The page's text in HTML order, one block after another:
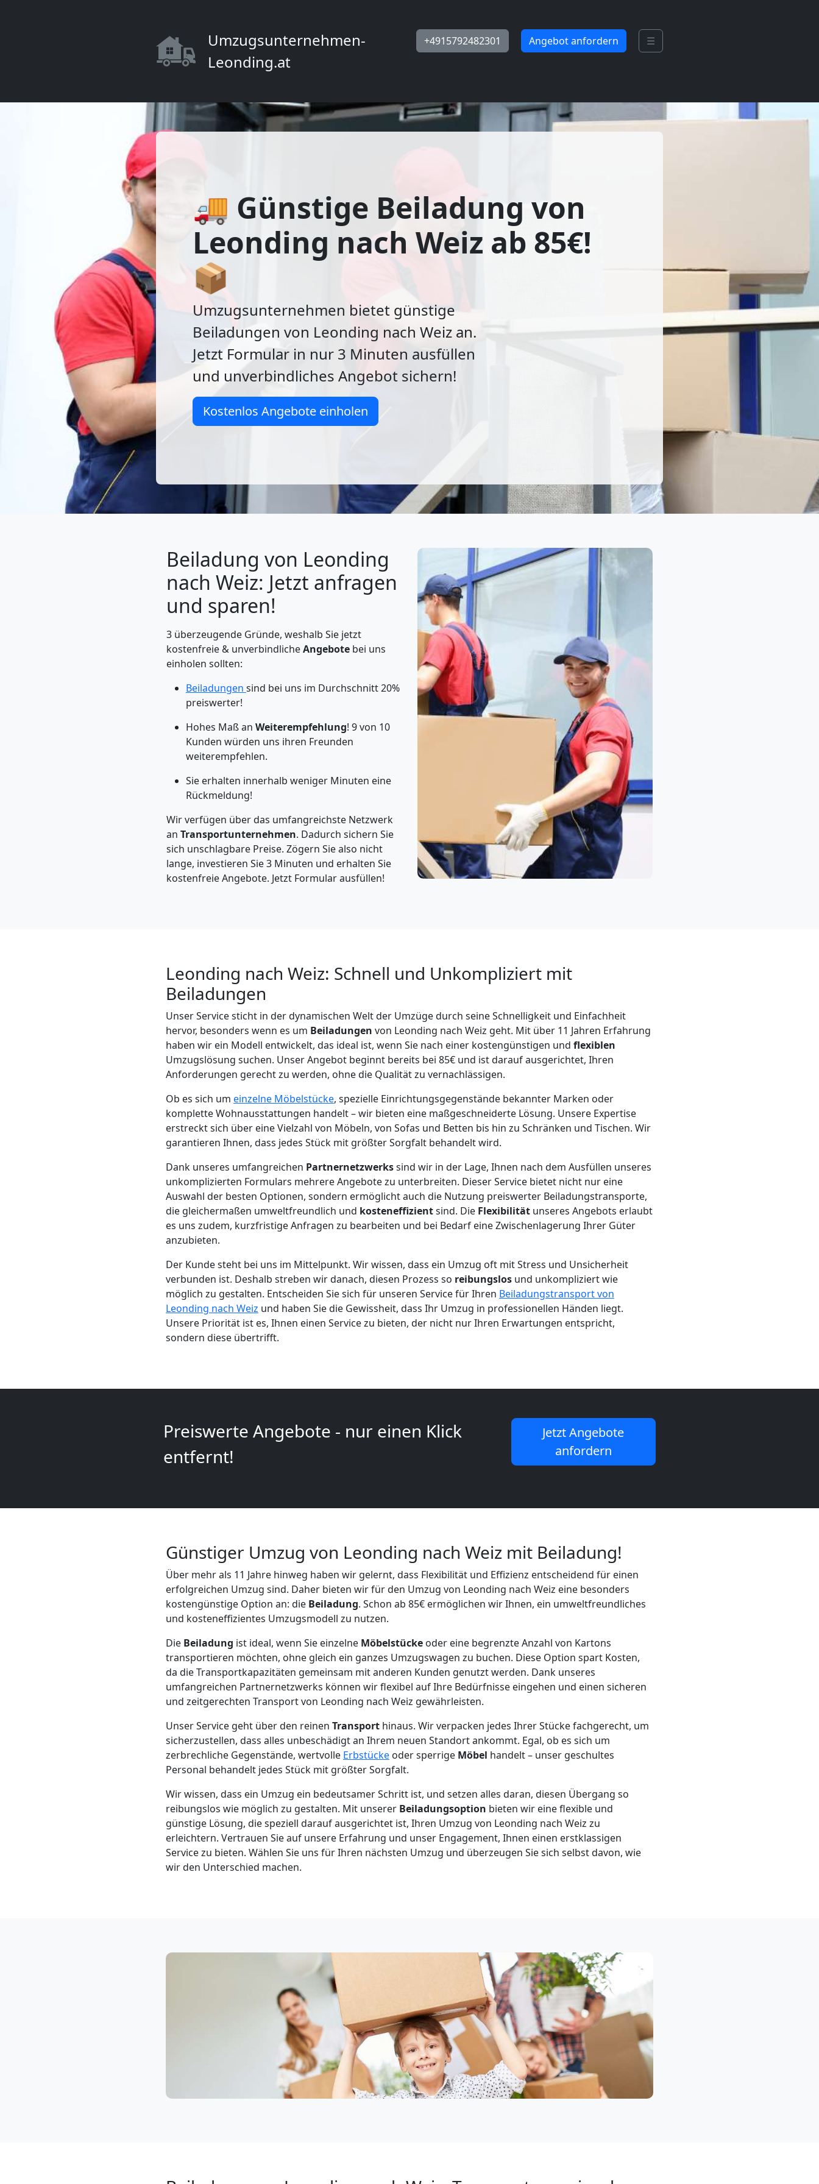
Umzugsunternehmen-
Leonding.at
+4915792482301 Angebot anfordern ☰
🚚 Günstige Beiladung von
Leonding nach Weiz ab 85€!
📦
Umzugsunternehmen bietet günstige
Beiladungen von Leonding nach Weiz an.
Jetzt Formular in nur 3 Minuten ausfüllen
und unverbindliches Angebot sichern!
Kostenlos Angebote einholen
Beiladung von Leonding
nach Weiz: Jetzt anfragen
und sparen!
3 überzeugende Gründe, weshalb Sie jetzt
kostenfreie & unverbindlicheAngebote bei uns
einholen sollten:
Beiladungen sind bei uns im Durchschnitt 20%
preiswerter!
Hohes Maß an Weiterempfehlung! 9 von 10
Kunden würden uns ihren Freunden
weiterempfehlen.
Sie erhalten innerhalb weniger Minuten eine
Rückmeldung!
Wir verfügen über das umfangreichste Netzwerk
an Transportunternehmen. Dadurch sichern Sie
sich unschlagbare Preise. Zögern Sie also nicht
lange, investieren Sie 3 Minuten und erhalten Sie
kostenfreie Angebote. Jetzt Formular ausfüllen!
Leonding nach Weiz: Schnell und Unkompliziert mit
Beiladungen
Unser Service sticht in der dynamischen Welt der Umzüge durch seine Schnelligkeit und Einfachheit
hervor, besonders wenn es um Beiladungen von Leonding nach Weiz geht. Mit über 11 Jahren Erfahrung
haben wir ein Modell entwickelt, das ideal ist, wenn Sie nach einer kostengünstigen und flexiblen
Umzugslösung suchen. Unser Angebot beginnt bereits bei 85€ und ist darauf ausgerichtet, Ihren
Anforderungen gerecht zu werden, ohne die Qualität zu vernachlässigen.
Ob es sich um einzelne Möbelstücke, spezielle Einrichtungsgegenstände bekannter Marken oder
komplette Wohnausstattungen handelt – wir bieten eine maßgeschneiderte Lösung. Unsere Expertise
erstreckt sich über eine Vielzahl von Möbeln, von Sofas und Betten bis hin zu Schränken und Tischen. Wir
garantieren Ihnen, dass jedes Stück mit größter Sorgfalt behandelt wird.
Dank unseres umfangreichen Partnernetzwerkssind wir in der Lage, Ihnen nach dem Ausfüllen unseres
unkomplizierten Formulars mehrere Angebote zu unterbreiten. Dieser Service bietet nicht nur eine
Auswahl der besten Optionen, sondern ermöglicht auch die Nutzung preiswerter Beiladungstransporte,
die gleichermaßen umweltfreundlich und kosteneffizientsind. Die Flexibilität unseres Angebots erlaubt
es uns zudem, kurzfristige Anfragen zu bearbeiten und bei Bedarf eine Zwischenlagerung Ihrer Güter
anzubieten.
Der Kunde steht bei uns im Mittelpunkt. Wir wissen, dass ein Umzug oft mit Stress und Unsicherheit
verbunden ist. Deshalb streben wir danach, diesen Prozess so reibungslos und unkompliziert wie
möglich zu gestalten. Entscheiden Sie sich für unseren Service für Ihren Beiladungstransport von
Leonding nach Weiz und haben Sie die Gewissheit, dass Ihr Umzug in professionellen Händen liegt.
Unsere Priorität ist es, Ihnen einen Service zu bieten, der nicht nur Ihren Erwartungen entspricht,
sondern diese übertrifft.
Preiswerte Angebote - nur einen Klick
entfernt!
Jetzt Angebote
anfordern
Günstiger Umzug von Leonding nach Weiz mit Beiladung!
Über mehr als 11 Jahre hinweg haben wir gelernt, dass Flexibilität und Effizienz entscheidend für einen
erfolgreichen Umzug sind. Daher bieten wir für den Umzug von Leonding nach Weiz eine besonders
kostengünstige Option an: die Beiladung. Schon ab 85€ ermöglichen wir Ihnen, ein umweltfreundliches
und kosteneffizientes Umzugsmodell zu nutzen.
Die Beiladung ist ideal, wenn Sie einzelne Möbelstücke oder eine begrenzte Anzahl von Kartons
transportieren möchten, ohne gleich ein ganzes Umzugswagen zu buchen. Diese Option spart Kosten,
da die Transportkapazitäten gemeinsam mit anderen Kunden genutzt werden. Dank unseres
umfangreichen Partnernetzwerks können wir flexibel auf Ihre Bedürfnisse eingehen und einen sicheren
und zeitgerechten Transport von Leonding nach Weiz gewährleisten.
Unser Service geht über den reinen Transport hinaus. Wir verpacken jedes Ihrer Stücke fachgerecht, um
sicherzustellen, dass alles unbeschädigt an Ihrem neuen Standort ankommt. Egal, ob es sich um
zerbrechliche Gegenstände, wertvolle Erbstücke oder sperrige Möbel handelt – unser geschultes
Personal behandelt jedes Stück mit größter Sorgfalt.
Wir wissen, dass ein Umzug ein bedeutsamer Schritt ist, und setzen alles daran, diesen Übergang so
reibungslos wie möglich zu gestalten. Mit unserer Beiladungsoption bieten wir eine flexible und
günstige Lösung, die speziell darauf ausgerichtet ist, Ihren Umzug von Leonding nach Weiz zu
erleichtern. Vertrauen Sie auf unsere Erfahrung und unser Engagement, Ihnen einen erstklassigen
Service zu bieten. Wählen Sie uns für Ihren nächsten Umzug und überzeugen Sie sich selbst davon, wie
wir den Unterschied machen.
+